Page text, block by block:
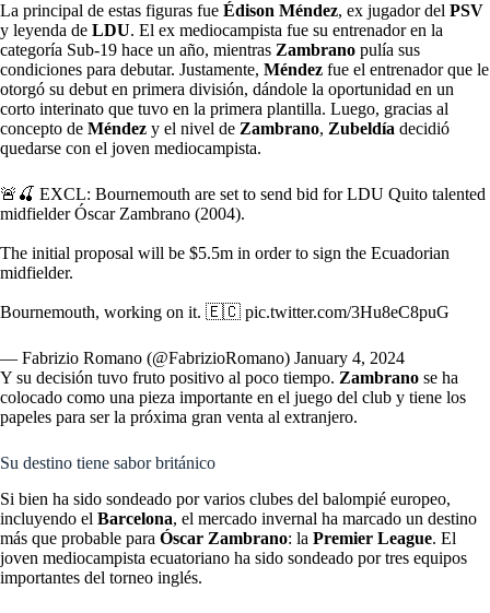
La principal de estas figuras fue Édison Méndez, ex jugador del PSV
y leyenda de LDU. El ex mediocampista fue su entrenador en la
categoría Sub-19 hace un año, mientras Zambrano pulía sus
condiciones para debutar. Justamente, Méndez fue el entrenador que le
otorgó su debut en primera división, dándole la oportunidad en un
corto interinato que tuvo en la primera plantilla. Luego, gracias al
concepto de Méndez y el nivel de Zambrano, Zubeldía decidió
quedarse con el joven mediocampista.
🚨🍒 EXCL: Bournemouth are set to send bid for LDU Quito talented
midfielder Óscar Zambrano (2004).
The initial proposal will be $5.5m in order to sign the Ecuadorian
midfielder.
Bournemouth, working on it. 🇪🇨 pic.twitter.com/3Hu8eC8puG
— Fabrizio Romano (@FabrizioRomano) January 4, 2024
Y su decisión tuvo fruto positivo al poco tiempo. Zambrano se ha
colocado como una pieza importante en el juego del club y tiene los
papeles para ser la próxima gran venta al extranjero.
Su destino tiene sabor británico
Si bien ha sido sondeado por varios clubes del balompié europeo,
incluyendo el Barcelona, el mercado invernal ha marcado un destino
más que probable para Óscar Zambrano: la Premier League. El
joven mediocampista ecuatoriano ha sido sondeado por tres equipos
importantes del torneo inglés.